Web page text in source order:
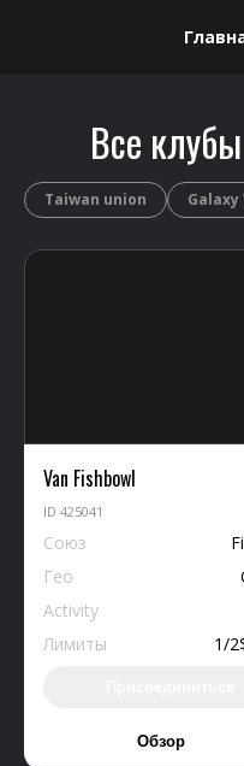
Все
Taiwan union Galaxy
Van Fishbowl
ID 425041
Союз
Гео
Activity
Лимиты
1/
Обзор